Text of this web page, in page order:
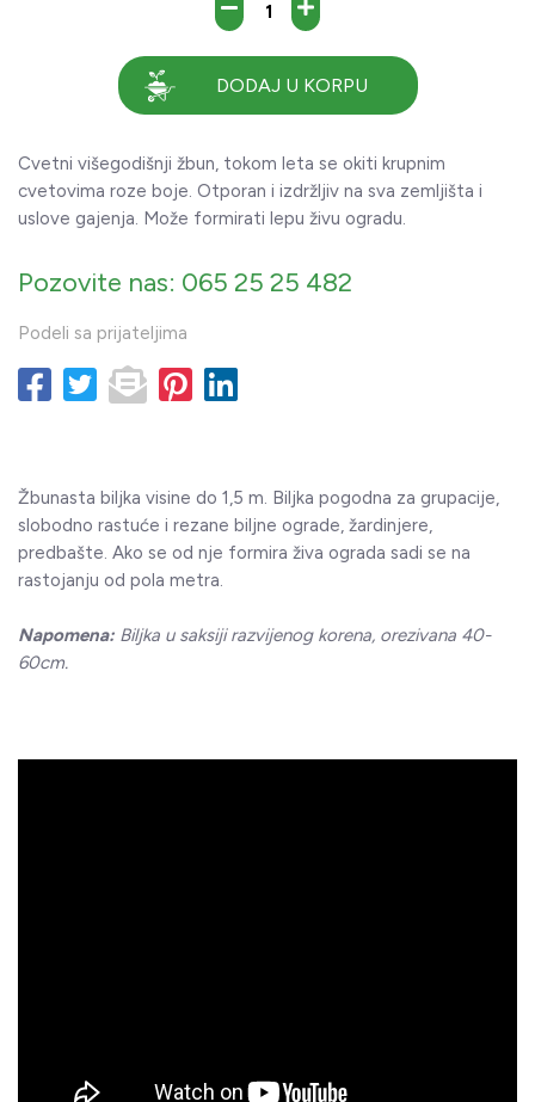
DODAJ U KORPU
Cvetni višegodišnji žbun, tokom leta se okiti krupnim
cvetovima roze boje. Otporan i izdržljiv na sva zemljišta i
uslove gajenja. Može formirati lepu živu ogradu.
Pozovite nas: 065 25 25 482
Podeli sa prijateljima
Žbunasta biljka visine do 1,5 m. Biljka pogodna za grupacije,
slobodno rastuće i rezane biljne ograde, žardinjere,
predbašte. Ako se od nje formira živa ograda sadi se na
rastojanju od pola metra.
Napomena: Biljka u saksiji razvijenog korena, orezivana 40-
60cm.